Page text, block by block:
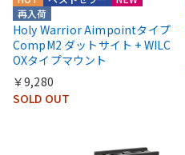
再入荷
Holy Warrior Aimpointタイプ
CompM2 ダットサイト + WILC
OXタイプマウント
￥9,280
SOLD OUT